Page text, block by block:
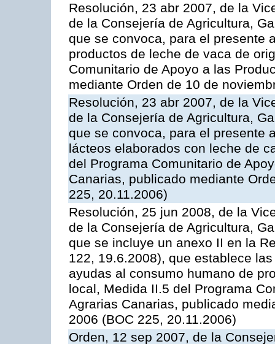
Resolución, 23 abr 2007, de la
de la Consejería de Agricultura,
que se convoca, para el presente
productos de leche de vaca de
Comunitario de Apoyo a las
mediante Orden de 10 de
Resolución, 23 abr 2007, de la
de la Consejería de Agricultura,
que se convoca, para el presente
lácteos elaborados con leche de
del Programa Comunitario de
Canarias, publicado mediante
225, 20.11.2006)
Resolución, 25 jun 2008, de la
de la Consejería de Agricultura,
que se incluye un anexo II en la
122, 19.6.2008), que establece
ayudas al consumo humano de
local, Medida II.5 del Programa
Agrarias Canarias, publicado
2006 (BOC 225, 20.11.2006)
Orden, 12 sep 2007, de la